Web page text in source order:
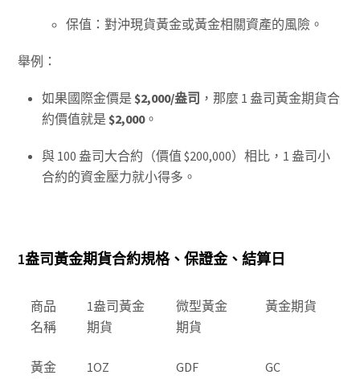
保值：對沖現貨黃金或黃金相關資產的風險。
舉例：
如果國際金價是$2,000/盎司 ，那麼 1 盎司黃金期貨合
約價值就是$2,000。
與 100 盎司大合約（價值 $200,000）相比，1 盎司小
合約的資金壓力就小得多。
1盎司黃金期貨合約規格、保證金、結算日
商品
名稱
1盎司黃金
期貨
微型黃金
期貨
黃金期貨
黃金
1OZ GDF GC